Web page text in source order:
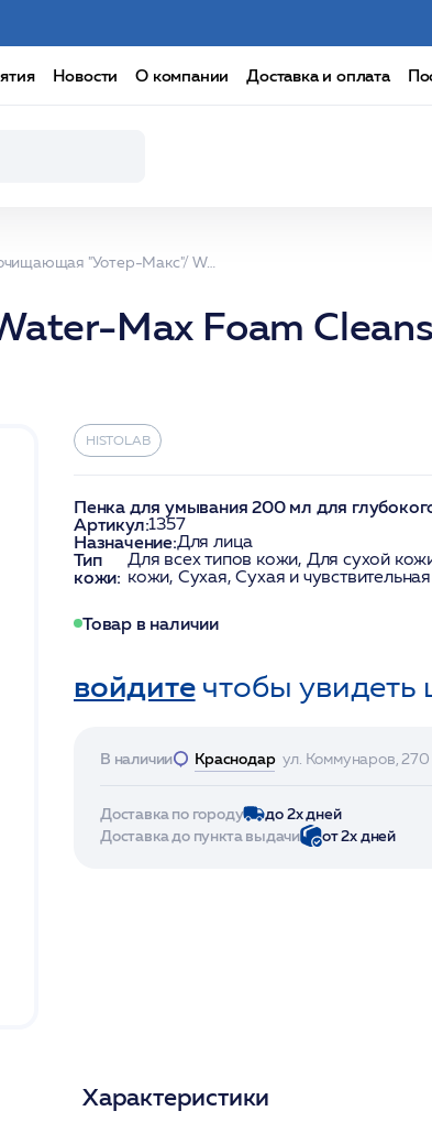
Новости О компании Доставка и оплата
Пенка очищающая "Уотер-Макс"/ Water-Max Foam Cleanser 200мл /HISTOLAB*
Max Foam
HISTOLAB
Пенка для умывания 200 мл для
Артикул:1357
Назначение:Для лица
Тип
кожи:
Для всех типов кожи, Для сухой
кожи, Сухая, Сухая и чувствительная
Товар в наличии
войдитечтобы увидеть
В наличии Краснодар ул. Коммунаров, 270
Доставка по городу
до 2х дней
Доставка до пункта выдачи
от 2х дней
Характеристики